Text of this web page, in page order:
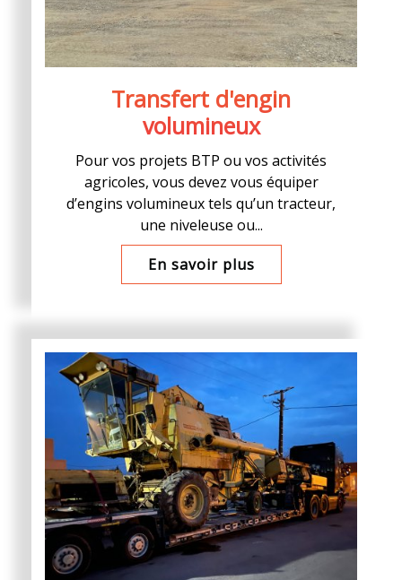
Transfert d'engin
volumineux
Pour vos projets BTP ou vos activités
agricoles, vous devez vous équiper
d’engins volumineux tels qu’un tracteur,
une niveleuse ou...
En savoir plus